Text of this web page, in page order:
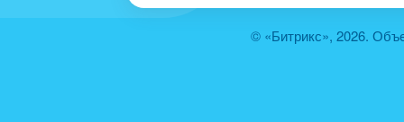
© «Битрикс», 2026.